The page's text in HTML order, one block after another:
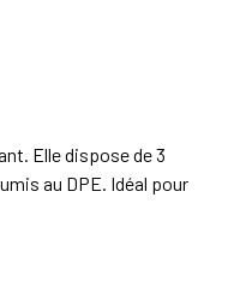
Elle dispose de 3
au DPE. Idéal pour